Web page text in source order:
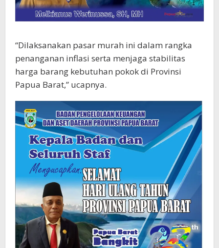
“Dilaksanakan pasar murah ini dalam rangka
penanganan inflasi serta menjaga stabilitas
harga barang kebutuhan pokok di Provinsi
Papua Barat,” ucapnya.